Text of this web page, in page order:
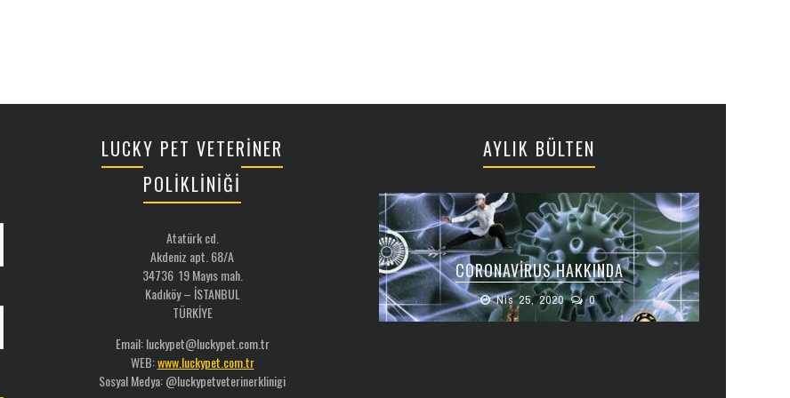
LUCKY PET VETERİNER
POLİKLİNİĞİ
Atatürk cd.
Akdeniz apt. 68/A
34736 19 Mayıs mah.
Kadıköy – İSTANBUL
TÜRKİYE
Email: luckypet@luckypet.com.tr
WEB:www.luckypet.com.tr
Sosyal Medya: @luckypetveterinerklinigi
AYLIK BÜLTEN
CORONAVIRUS HAKKINDA
Nis 25, 2020 0